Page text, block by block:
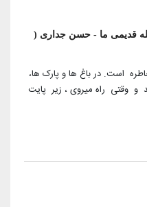
قدیمی ما - حسن جداری (
است. در باغ ها و پارک ها،
و وقتی راه میروی ، زیر پایت